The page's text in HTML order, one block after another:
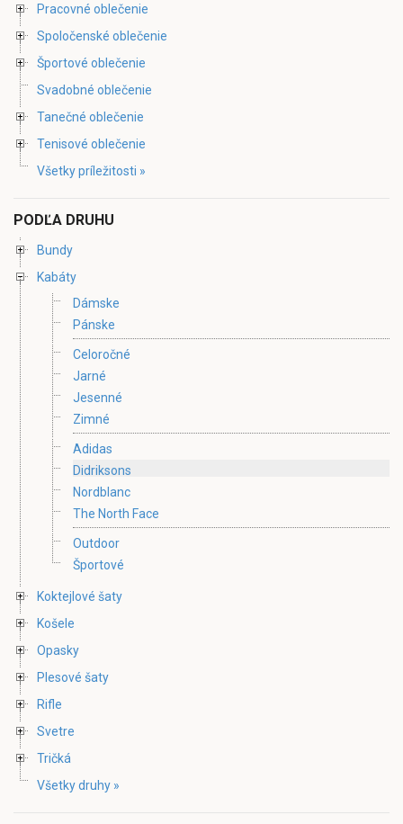
Pracovné oblečenie
Spoločenské oblečenie
Športové oblečenie
Svadobné oblečenie
Tanečné oblečenie
Tenisové oblečenie
Všetky príležitosti »
PODĽA DRUHU
Bundy
Kabáty
Dámske
Pánske
Celoročné
Jarné
Jesenné
Zimné
Adidas
Didriksons
Nordblanc
The North Face
Outdoor
Športové
Koktejlové šaty
Košele
Opasky
Plesové šaty
Rifle
Svetre
Tričká
Všetky druhy »